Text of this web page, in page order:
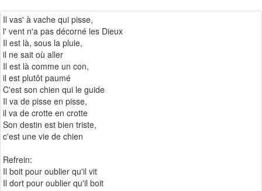
Il vas' à vache qui pisse,
l' vent n'a pas décorné les Dieux
Il est là, sous la pluie,
il ne sait où aller
Il est là comme un con,
il est plutôt paumé
C'est son chien qui le guide
Il va de pisse en pisse,
il va de crotte en crotte
Son destin est bien triste,
c'est une vie de chien
Refrein:
Il boit pour oublier qu'il vit
Il dort pour oublier qu'il boit